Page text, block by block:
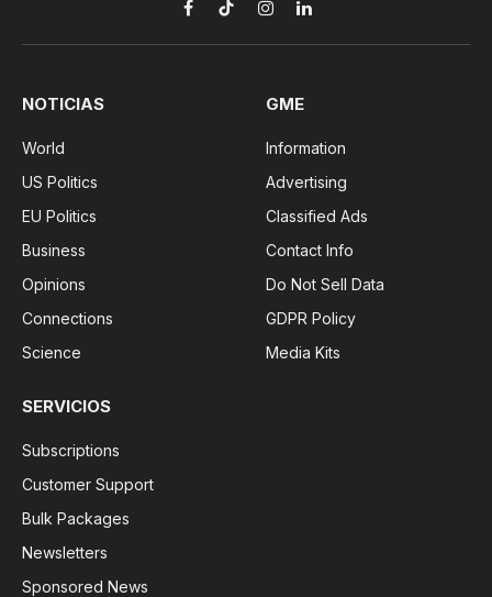
Facebook
TikTokInstagramLinkedIn
NOTICIAS
World
US Politics
EU Politics
Business
Opinions
Connections
Science
GME
Information
Advertising
Classified Ads
Contact Info
Do Not Sell Data
GDPR Policy
Media Kits
SERVICIOS
Subscriptions
Customer Support
Bulk Packages
Newsletters
Sponsored News